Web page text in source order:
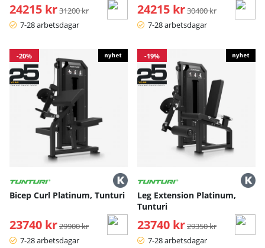
24215 kr Ordinarie pris:
31200 kr
7-28 arbetsdagar
24215 kr Ordinarie pris:
30400 kr
7-28 arbetsdagar
-20%
Bicep Curl Platinum, Tunturi
23740 kr Ordinarie pris:
29900 kr
7-28 arbetsdagar
-19%
Leg Extension Platinum,
Tunturi
23740 kr Ordinarie pris:
29350 kr
7-28 arbetsdagar